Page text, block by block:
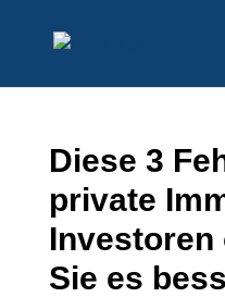
Diese 3
private
Investoren
Sie es